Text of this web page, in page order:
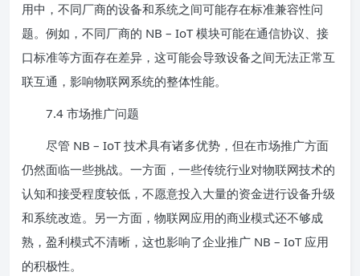
用中，不同厂商的设备和系统之间可能存在标准兼容性问
题。例如，不同厂商的 NB – IoT 模块可能在通信协议、接
口标准等方面存在差异，这可能会导致设备之间无法正常互
联互通，影响物联网系统的整体性能。
7.4 市场推广问题
尽管 NB – IoT 技术具有诸多优势，但在市场推广方面
仍然面临一些挑战。一方面，一些传统行业对物联网技术的
认知和接受程度较低，不愿意投入大量的资金进行设备升级
和系统改造。另一方面，物联网应用的商业模式还不够成
熟，盈利模式不清晰，这也影响了企业推广 NB – IoT 应用
的积极性。